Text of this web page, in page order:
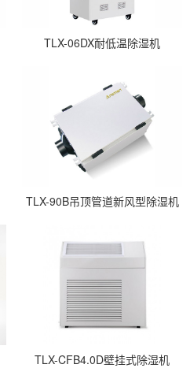
TLX-06DX耐低温除湿机
TLX-90B吊顶管道新风型除湿机
TLX-CFB4.0D壁挂式除湿机